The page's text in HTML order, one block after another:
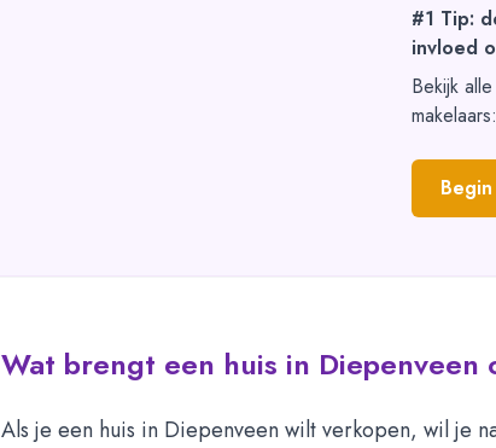
#1 Tip:
invloed
Bekijk
Wat brengt een huis in Diepenveen
Als je een huis in Diepenveen wilt verkopen, wil je